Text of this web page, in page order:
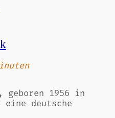
geboren 1956 in
deutsche